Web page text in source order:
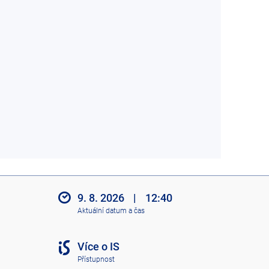
9. 8. 2026 | 12:40
Aktuální datum a čas
Více o IS
Přístupnost